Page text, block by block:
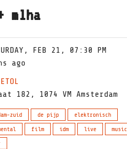
mlha
FEB 21, 07:30 PM
ago
182, 1074 VM Amsterdam
zuid de pijp
elektronisch
film idm live
music